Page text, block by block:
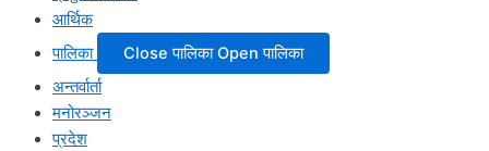
आर्थिक
पालिका
Close पालिका Open पालिका
अन्तर्वार्ता
मनोरञ्जन
प्रदेश